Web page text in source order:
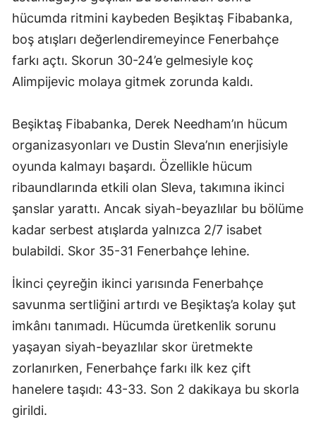
hücumda ritmini kaybeden Beşiktaş Fibabanka,
boş atışları değerlendiremeyince Fenerbahçe
farkı açtı. Skorun 30-24’e gelmesiyle koç
Alimpijevic molaya gitmek zorunda kaldı.
Beşiktaş Fibabanka, Derek Needham’ın hücum
organizasyonları ve Dustin Sleva’nın enerjisiyle
oyunda kalmayı başardı. Özellikle hücum
ribaundlarında etkili olan Sleva, takımına ikinci
şanslar yarattı. Ancak siyah-beyazlılar bu bölüme
kadar serbest atışlarda yalnızca 2/7 isabet
bulabildi. Skor 35-31 Fenerbahçe lehine.
İkinci çeyreğin ikinci yarısında Fenerbahçe
savunma sertliğini artırdı ve Beşiktaş’a kolay şut
imkânı tanımadı. Hücumda üretkenlik sorunu
yaşayan siyah-beyazlılar skor üretmekte
zorlanırken, Fenerbahçe farkı ilk kez çift
hanelere taşıdı: 43-33. Son 2 dakikaya bu skorla
girildi.